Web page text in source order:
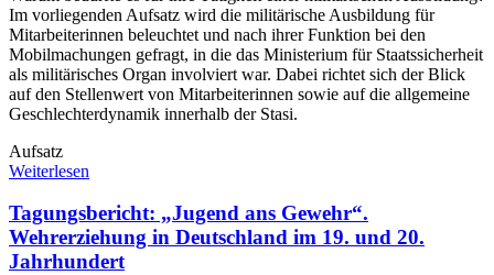
Im vorliegenden Aufsatz wird die militärische Ausbildung für
Mitarbeiterinnen beleuchtet und nach ihrer Funktion bei den
Mobilmachungen gefragt, in die das Ministerium für Staatssicherheit
als militärisches Organ involviert war. Dabei richtet sich der Blick
auf den Stellenwert von Mitarbeiterinnen sowie auf die allgemeine
Geschlechterdynamik innerhalb der Stasi.
Aufsatz
Weiterlesen
Tagungsbericht: „Jugend ans Gewehr“.
Wehrerziehung in Deutschland im 19. und 20.
Jahrhundert